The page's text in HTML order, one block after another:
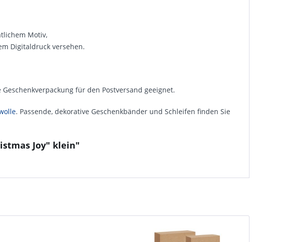
Motiv,
Digitaldruck versehen.
für den Postversand geeignet.
. Passende, dekorative Geschenkbänder und Schleifen finden Sie
Joy" klein"